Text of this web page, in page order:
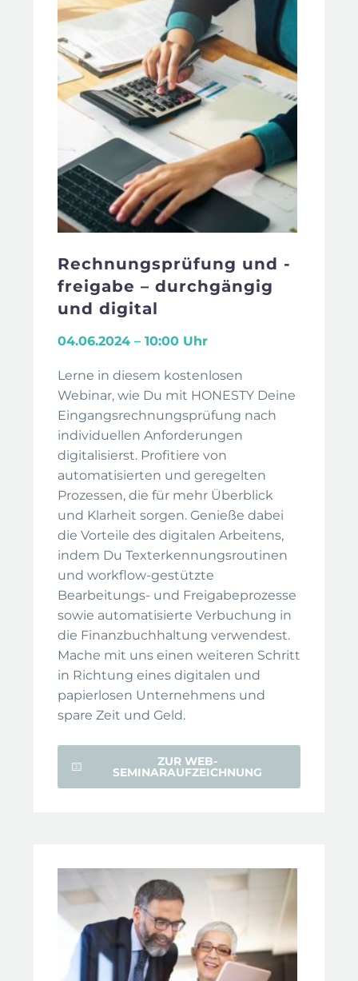
Rechnungsprüfung und -
freigabe – durchgängig
und digital
04.06.2024 – 10:00 Uhr
Lerne in diesem kostenlosen
Webinar, wie Du mit HONESTY Deine
Eingangsrechnungsprüfung nach
individuellen Anforderungen
digitalisierst. Profitiere von
automatisierten und geregelten
Prozessen, die für mehr Überblick
und Klarheit sorgen. Genieße dabei
die Vorteile des digitalen Arbeitens,
indem Du Texterkennungsroutinen
und workflow-gestützte
Bearbeitungs- und Freigabeprozesse
sowie automatisierte Verbuchung in
die Finanzbuchhaltung verwendest.
Mache mit uns einen weiteren Schritt
in Richtung eines digitalen und
papierlosen Unternehmens und
spare Zeit und Geld.
ZUR WEB-
SEMINARAUFZEICHNUNG